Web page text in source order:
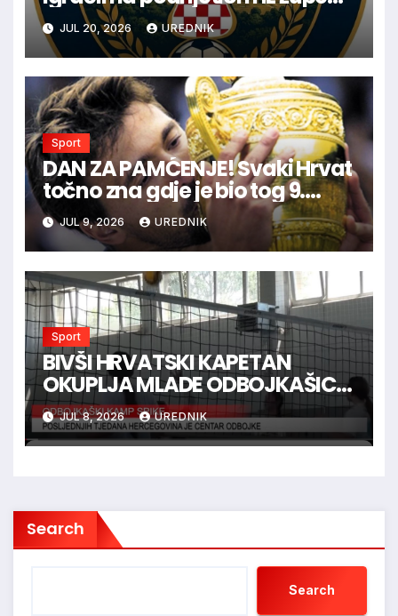
Vinica da postanu dio nove
sportske priče
JUL 20, 2026 UREDNIK
Sport
DAN ZA PAMĆENJE! Svaki Hrvat
točno zna gdje je bio tog 9.
SRPNJA prije punih 25 godina
JUL 9, 2026 UREDNIK
Sport
BIVŠI HRVATSKI KAPETAN
OKUPLJA MLADE ODBOJKAŠICE
U HERCEGOVINI
JUL 8, 2026 UREDNIK
Search
Search